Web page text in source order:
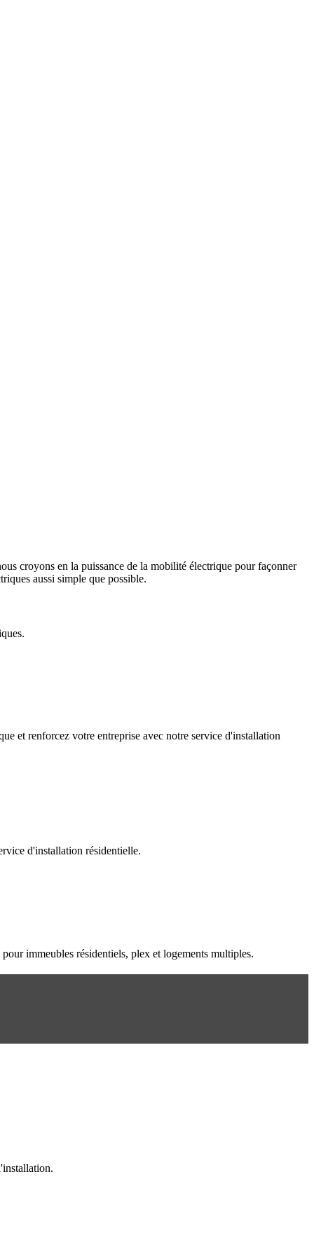
croyons en la puissance de la mobilité électrique pour façonner
aussi simple que possible.
et renforcez votre entreprise avec notre service d'installation
d'installation résidentielle.
immeubles résidentiels, plex et logements multiples.